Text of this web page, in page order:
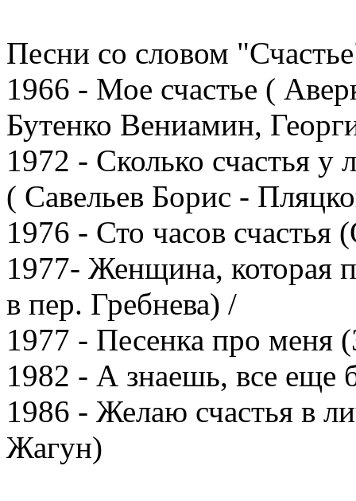
Песни со словом
1966 - Мое счастье (
Бутенко Вениамин,
1972 - Сколько счастья
( Савельев Борис -
1976 - Сто часов
1977- Женщина, которая
в пер. Гребнева) /
1977 - Песенка про меня
1982 - А знаешь, все еще
1986 - Желаю счастья в
Жагун)